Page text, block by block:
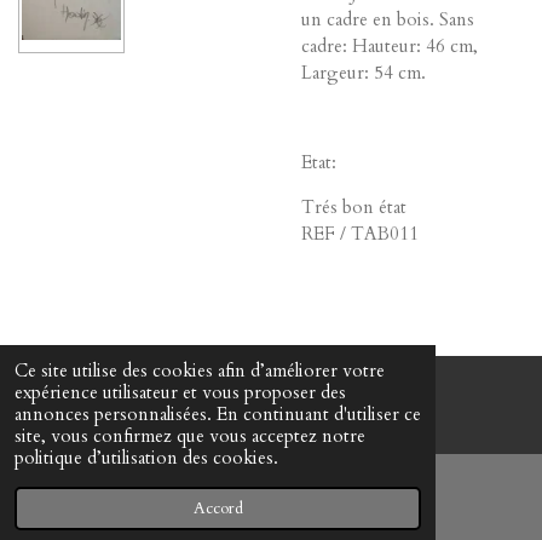
Ce site utilise des cookies afin d’améliorer votre
expérience utilisateur et vous proposer des
annonces personnalisées. En continuant d'utiliser ce
site, vous confirmez que vous acceptez notre
politique d’utilisation des cookies.
Accord
un cadre en bois. Sans
cadre: Hauteur: 46 cm,
Largeur: 54 cm.
Etat:
Trés bon état
REF / TAB011
© www-mes-collections.net